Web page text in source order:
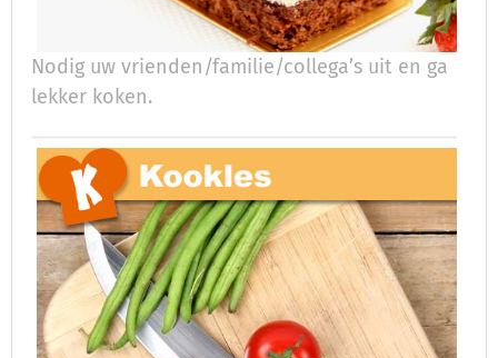
Nodig uw vrienden/familie/collega’s uit en ga
lekker koken.